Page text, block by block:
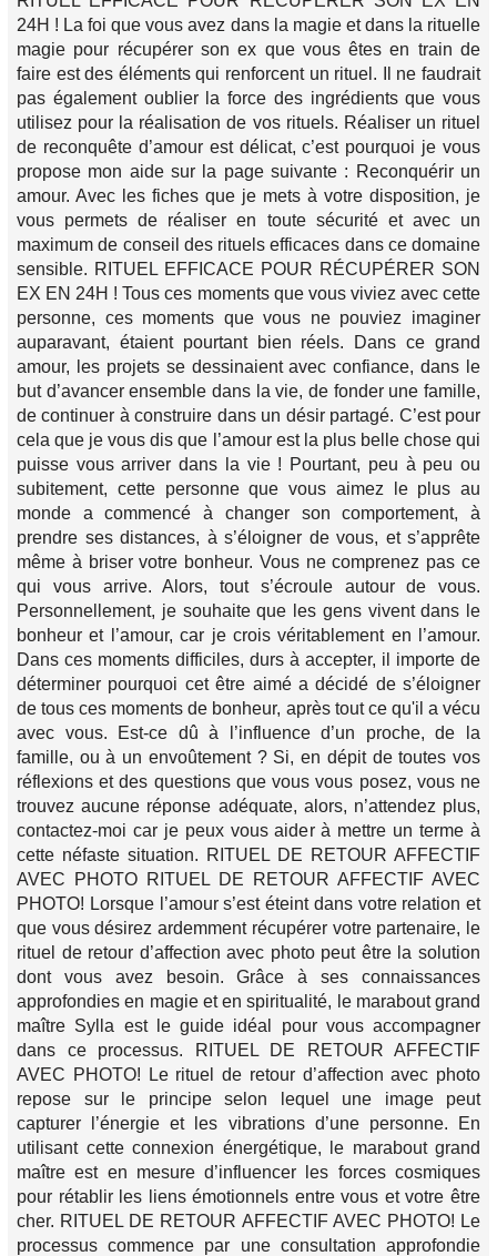
24H ! La foi que vous avez dans la magie et dans la rituelle
magie pour récupérer son ex que vous êtes en train de
faire est des éléments qui renforcent un rituel. Il ne faudrait
pas également oublier la force des ingrédients que vous
utilisez pour la réalisation de vos rituels. Réaliser un rituel
de reconquête d’amour est délicat, c’est pourquoi je vous
propose mon aide sur la page suivante : Reconquérir un
amour. Avec les fiches que je mets à votre disposition, je
vous permets de réaliser en toute sécurité et avec un
maximum de conseil des rituels efficaces dans ce domaine
sensible. RITUEL EFFICACE POUR RÉCUPÉRER SON
EX EN 24H ! Tous ces moments que vous viviez avec cette
personne, ces moments que vous ne pouviez imaginer
auparavant, étaient pourtant bien réels. Dans ce grand
amour, les projets se dessinaient avec confiance, dans le
but d’avancer ensemble dans la vie, de fonder une famille,
de continuer à construire dans un désir partagé. C’est pour
cela que je vous dis que l’amour est la plus belle chose qui
puisse vous arriver dans la vie ! Pourtant, peu à peu ou
subitement, cette personne que vous aimez le plus au
monde a commencé à changer son comportement, à
prendre ses distances, à s’éloigner de vous, et s’apprête
même à briser votre bonheur. Vous ne comprenez pas ce
qui vous arrive. Alors, tout s’écroule autour de vous.
Personnellement, je souhaite que les gens vivent dans le
bonheur et l’amour, car je crois véritablement en l’amour.
Dans ces moments difficiles, durs à accepter, il importe de
déterminer pourquoi cet être aimé a décidé de s’éloigner
de tous ces moments de bonheur, après tout ce qu'il a vécu
avec vous. Est-ce dû à l’influence d’un proche, de la
famille, ou à un envoûtement ? Si, en dépit de toutes vos
réflexions et des questions que vous vous posez, vous ne
trouvez aucune réponse adéquate, alors, n’attendez plus,
contactez-moi car je peux vous aider à mettre un terme à
cette néfaste situation. RITUEL DE RETOUR AFFECTIF
AVEC PHOTO RITUEL DE RETOUR AFFECTIF AVEC
PHOTO! Lorsque l’amour s’est éteint dans votre relation et
que vous désirez ardemment récupérer votre partenaire, le
rituel de retour d’affection avec photo peut être la solution
dont vous avez besoin. Grâce à ses connaissances
approfondies en magie et en spiritualité, le marabout grand
maître Sylla est le guide idéal pour vous accompagner
dans ce processus. RITUEL DE RETOUR AFFECTIF
AVEC PHOTO! Le rituel de retour d’affection avec photo
repose sur le principe selon lequel une image peut
capturer l’énergie et les vibrations d’une personne. En
utilisant cette connexion énergétique, le marabout grand
maître est en mesure d’influencer les forces cosmiques
pour rétablir les liens émotionnels entre vous et votre être
cher. RITUEL DE RETOUR AFFECTIF AVEC PHOTO! Le
processus commence par une consultation approfondie